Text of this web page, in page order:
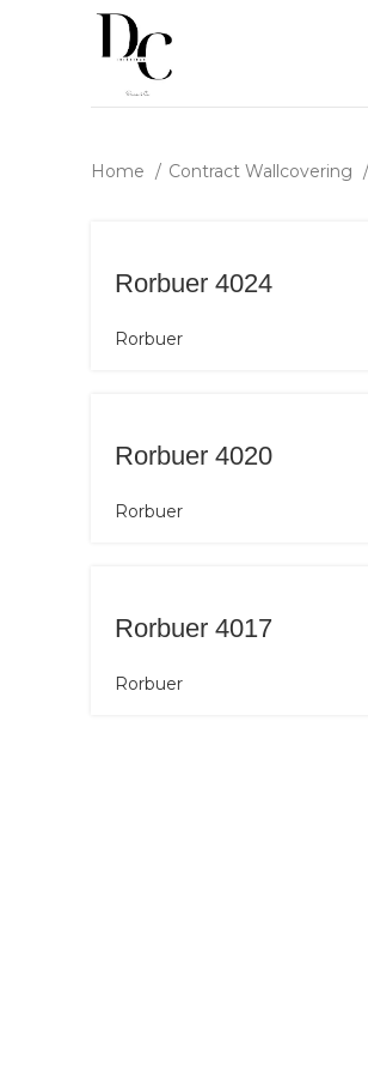
Home Contract Wallcovering
Rorbuer 4024
Rorbuer
Rorbuer 4020
Rorbuer
Rorbuer 4017
Rorbuer